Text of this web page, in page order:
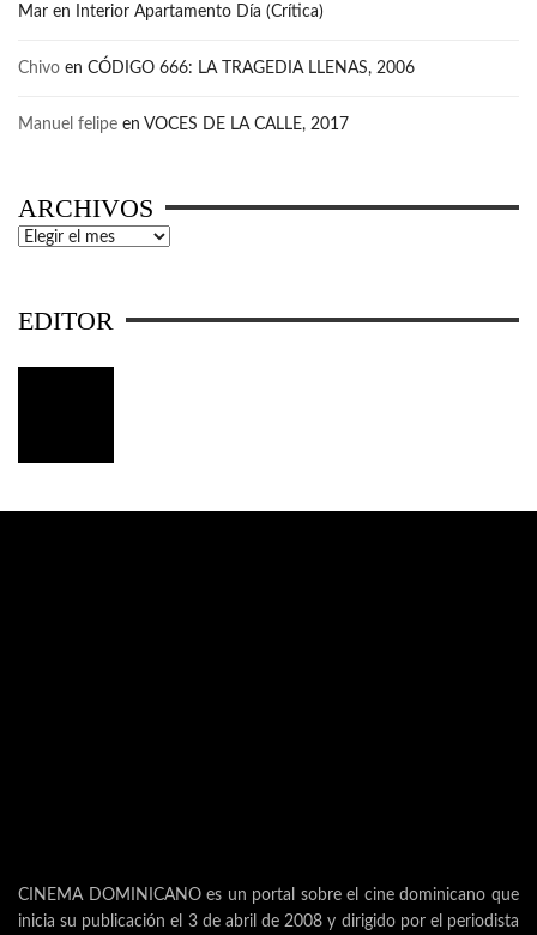
Mar en Interior Apartamento Día (Crítica)
Chivo en CÓDIGO 666: LA TRAGEDIA LLENAS, 2006
Manuel felipe en VOCES DE LA CALLE, 2017
ARCHIVOS
Archivos
EDITOR
CINEMA DOMINICANO es un portal sobre el cine dominicano que
inicia su publicación el 3 de abril de 2008 y dirigido por el periodista